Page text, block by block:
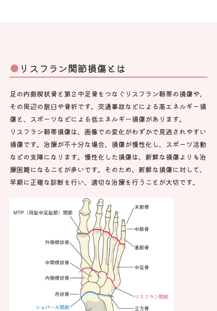
リスフラン関節損傷とは
足の内側楔状骨と第２中足骨をつなぐリスフラン靱帯の損傷や、
その周辺の脱臼や骨折です。交通事故などによる高エネルギー損
傷と、スポーツなどによる低エネルギー損傷があります。
リスフラン靱帯損傷は、画像での変化がわずかで見逃されやすい
損傷です。治療が不十分な場合、損傷が慢性化し、スポーツ活動
などの支障になります。慢性化した損傷は、新鮮な損傷よりも治
療困難になることが多いです。そのため、新鮮な損傷に対して、
早期に正確な診断を行い、適切な治療を行うことが大切です。